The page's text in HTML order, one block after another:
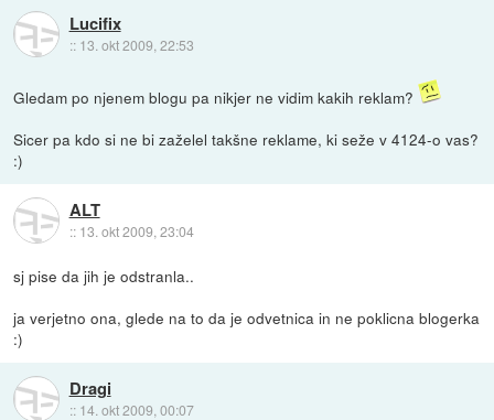
Lucifix
:: 13. okt 2009, 22:53
Gledam po njenem blogu pa nikjer ne vidim kakih reklam?
Sicer pa kdo si ne bi zaželel takšne reklame, ki seže v 4124-o vas?
:)
ALT
:: 13. okt 2009, 23:04
sj pise da jih je odstranla..
ja verjetno ona, glede na to da je odvetnica in ne poklicna blogerka
:)
Dragi
:: 14. okt 2009, 00:07